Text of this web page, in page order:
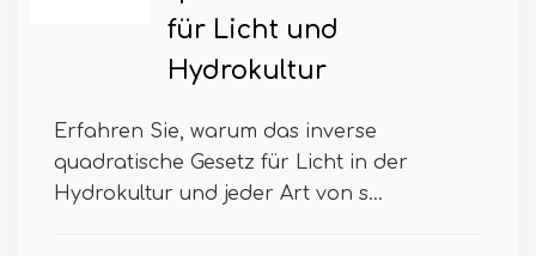
für Licht und
Hydrokultur
Erfahren Sie, warum das inverse
quadratische Gesetz für Licht in der
Hydrokultur und jeder Art von s...